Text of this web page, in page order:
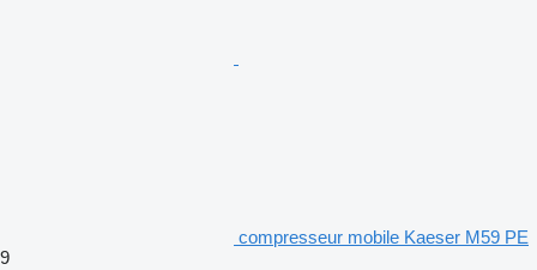
compresseur mobile Kaeser M59 PE
9